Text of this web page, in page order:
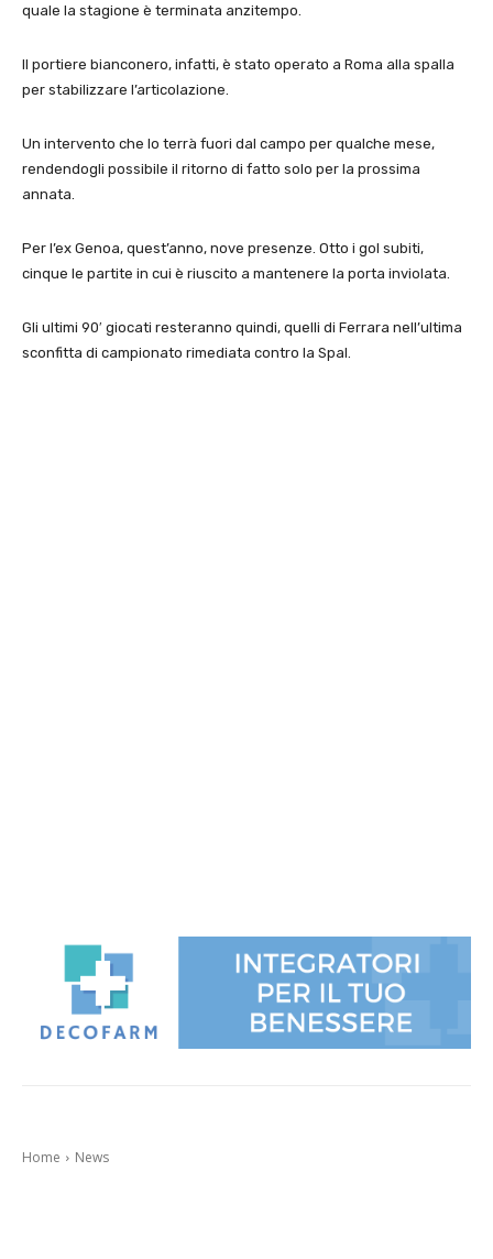
quale la stagione è terminata anzitempo.
Il portiere bianconero, infatti, è stato operato a Roma alla spalla
per stabilizzare l’articolazione.
Un intervento che lo terrà fuori dal campo per qualche mese,
rendendogli possibile il ritorno di fatto solo per la prossima
annata.
Per l’ex Genoa, quest’anno, nove presenze. Otto i gol subiti,
cinque le partite in cui è riuscito a mantenere la porta inviolata.
Gli ultimi 90′ giocati resteranno quindi, quelli di Ferrara nell’ultima
sconfitta di campionato rimediata contro la Spal.